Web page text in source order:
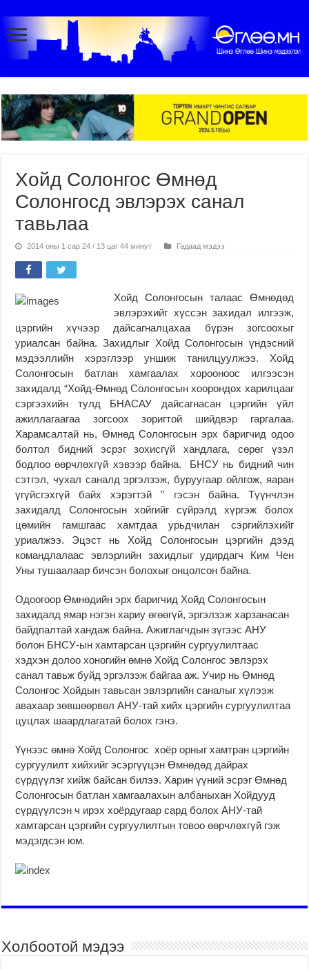
Хойд Солонгос Өмнөд
Солонгосд эвлэрэх санал
тавьлаа
2014 оны 1 сар 24 / 13 цаг 44 минут Гадаад мэдээ
Хойд Солонгосын талаас Өмнөдөд
эвлэрэхийг хүссэн захидал илгээж,
цэргийн хүчээр дайсагналцахаа бүрэн зогсоохыг
уриалсан байна. Захидлыг Хойд Солонгосын үндэсний
мэдээллийн хэрэглээр уншиж танилцуулжээ. Хойд
Солонгосын батлан хамгаалах хорооноос илгээсэн
захидалд “Хойд-Өмнөд Солонгосын хоорондох харилцааг
сэргээхийн тулд БНАСАУ дайсагнасан цэргийн үйл
ажиллагаагаа зогсоох зоригтой шийдвэр гаргалаа.
Харамсалтай нь, Өмнөд Солонгосын эрх баригчид одоо
болтол бидний эсрэг зохисгүй хандлага, сөрөг үзэл
бодлоо өөрчлөхгүй хэвээр байна. БНСУ нь бидний чин
сэтгэл, чухал саналд эргэлзэж, буруугаар ойлгож, яаран
үгүйсгэхгүй байх хэрэгтэй ” гэсэн байна. Түүнчлэн
захидалд Солонгосын хойгийг сүйрэлд хүргэж болох
цөмийн гамшгаас хамтдаа урьдчилан сэргийлэхийг
уриалжээ. Эцэст нь Хойд Солонгосын цэргийн дээд
командлалаас эвлэрлийн захидлыг удирдагч Ким Чен
Уны тушаалаар бичсэн болохыг онцолсон байна.
Одоогоор Өмнөдийн эрх баригчид Хойд Солонгосын
захидалд ямар нэгэн хариу өгөөгүй, эргэлзэж харзанасан
байдпалтай хандаж байна. Ажиглагчдын зүгээс АНУ
болон БНСУ-ын хамтарсан цэргийн сургуулилтаас
хэдхэн долоо хоногийн өмнө Хойд Солонгос эвлэрэх
санал тавьж буйд эргэлзэж байгаа аж. Учир нь Өмнөд
Солонгос Хойдын тавьсан эвлэрлийн саналыг хүлээж
авахаар зөвшөөрвөл АНУ-тай хийх цэргийн сургуулилтаа
цуцлах шаардлагатай болох гэнэ.
Үүнээс өмнө Хойд Солонгос хоёр орныг хамтран цэргийн
сургуулилт хийхийг эсэргүүцэн Өмнөдөд дайрах
сүрдүүлэг хийж байсан билээ. Харин үүний эсрэг Өмнөд
Солонгосын батлан хамгаалахын албаныхан Хойдууд
сүрдүүлсэн ч ирэх хоёрдугаар сард болох АНУ-тай
хамтарсан цэргийн сургуулилтын товоо өөрчлөхгүй гэж
мэдэгдсэн юм.
Холбоотой мэдээ